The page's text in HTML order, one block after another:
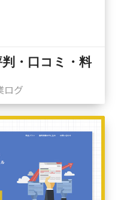
・口コミ・料
ログ